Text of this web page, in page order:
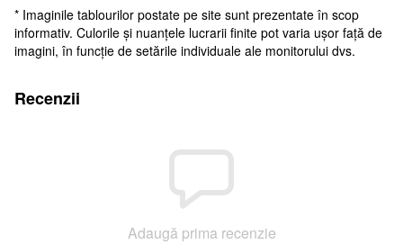
* Imaginile tablourilor postate pe site sunt prezentate în scop
informativ. Culorile și nuanțele lucrarii finite pot varia ușor față de
imagini, în funcție de setările individuale ale monitorului dvs.
Recenzii
Adaugă prima recenzie